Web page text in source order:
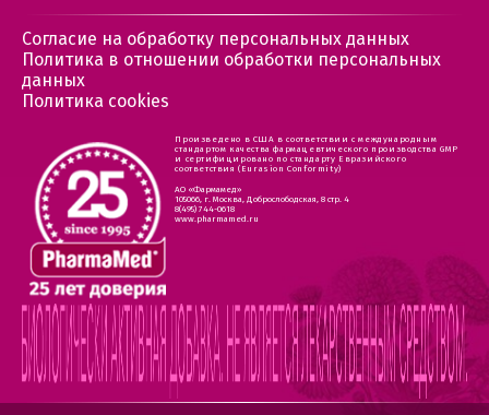
Согласие на обработку персональных данных
Политика в отношении обработки персональных
данных
Политика cookies
Произведено в США в соответствии с международным
стандартом качества фармацевтического производства GMP
и сертифицировано по стандарту Евразийского
соответствия (Eurasion Conformity)
АО «Фармамед»
105066, г. Москва, Доброслободская, 8 стр. 4
8(495) 744-0618
www.pharmamed.ru